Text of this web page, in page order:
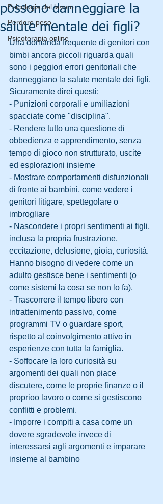
Psicologia del lavoro
Perdere peso
Psicoterapia online
possono danneggiare la
salute mentale dei figli?
Una domanda frequente di genitori con
bimbi ancora piccoli riguarda quali
sono i peggiori errori genitoriali che
danneggiano la salute mentale dei figli.
Sicuramente direi questi:
- Punizioni corporali e umiliazioni
spacciate come "disciplina".
- Rendere tutto una questione di
obbedienza e apprendimento, senza
tempo di gioco non strutturato, uscite
ed esplorazioni insieme
- Mostrare comportamenti disfunzionali
di fronte ai bambini, come vedere i
genitori litigare, spettegolare o
imbrogliare
- Nascondere i propri sentimenti ai figli,
inclusa la propria frustrazione,
eccitazione, delusione, gioia, curiosità.
Hanno bisogno di vedere come un
adulto gestisce bene i sentimenti (o
come sistemi la cosa se non lo fa).
- Trascorrere il tempo libero con
intrattenimento passivo, come
programmi TV o guardare sport,
rispetto al coinvolgimento attivo in
esperienze con tutta la famiglia.
- Soffocare la loro curiosità su
argomenti dei quali non piace
discutere, come le proprie finanze o il
proprioo lavoro o come si gestiscono
conflitti e problemi.
- Imporre i compiti a casa come un
dovere sgradevole invece di
interessarsi agli argomenti e imparare
insieme al bambino